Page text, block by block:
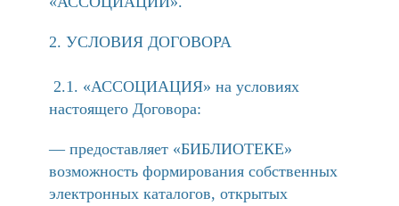
УСЛОВИЯ ДОГОВОРА
2.1. «АССОЦИАЦИЯ» на условиях
настоящего Договора:
— предоставляет «БИБЛИОТЕКЕ»
возможность формирования собственных
электронных каталогов, открытых